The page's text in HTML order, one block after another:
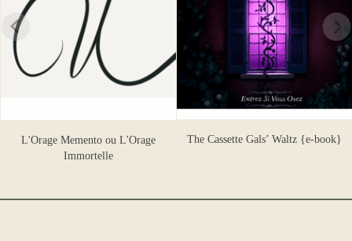
L'Orage Memento ou L'Orage
Immortelle
The Cassette Gals’ Waltz {e-book}